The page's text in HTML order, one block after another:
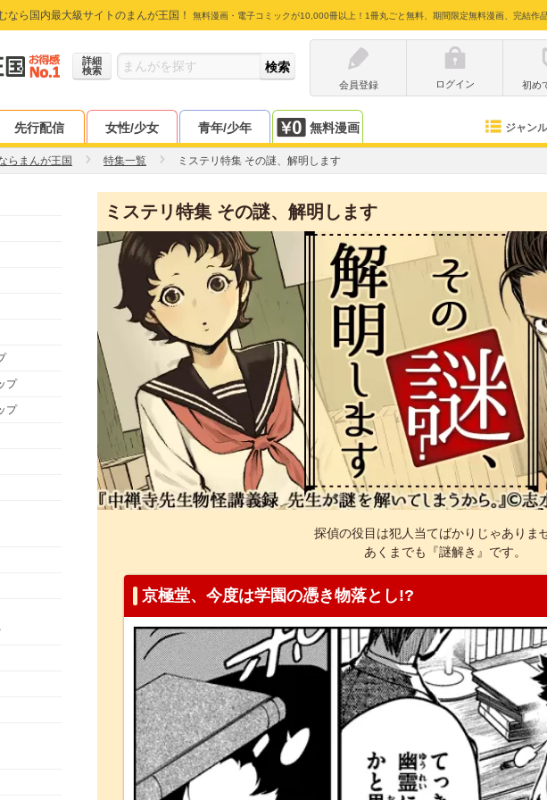
なら国内最大級サイトのまんが王国！ 無料漫画・電子コミックが10,000冊以上！1冊丸ごと無料、期間限定無料漫画、完結作
詳細
検索
会員登録
ログイン 初め
先行配信 女性/少女 青年/少年 無料漫画 ジャンル
らまんが王国 特集一覧 ミステリ特集 その謎、解明します
プ
プ
ミステリ特集 その謎、解明します
探偵の役目は犯人当てばかりじゃありま
あくまでも『謎解き』です。
京極堂、今度は学園の憑き物落とし!?